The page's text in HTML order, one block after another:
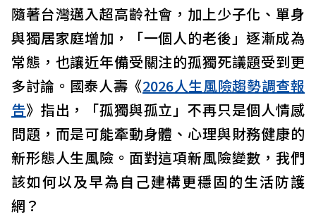
隨著台灣邁入超高齡社會，加上少子化、單身
與獨居家庭增加，「一個人的老後」逐漸成為
常態，也讓近年備受關注的孤獨死議題受到更
多討論。國泰人壽《2026人生風險趨勢調查報
告》指出，「孤獨與孤立」不再只是個人情感
問題，而是可能牽動身體、心理與財務健康的
新形態人生風險。面對這項新風險變數，我們
該如何以及早為自己建構更穩固的生活防護
網？